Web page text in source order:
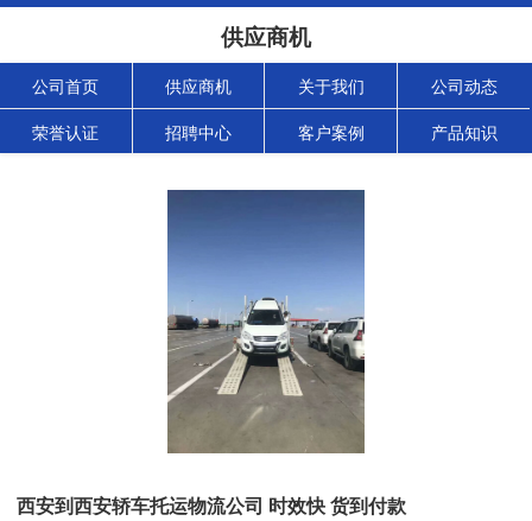
供应商机
公司首页 供应商机 关于我们 公司动态
荣誉认证 招聘中心 客户案例 产品知识
西安到西安轿车托运物流公司 时效快 货到付款